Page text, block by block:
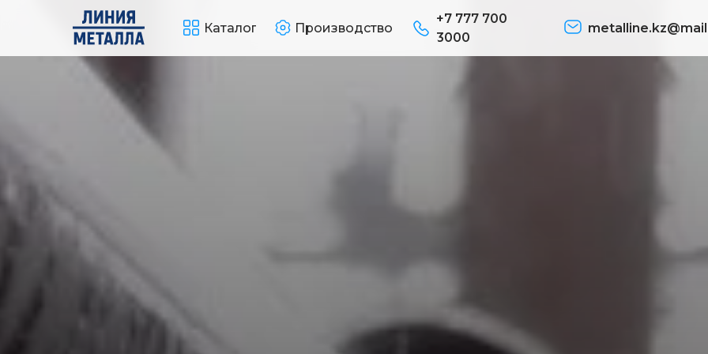
Каталог Производство
+7 777 700
3000
Получить расчет